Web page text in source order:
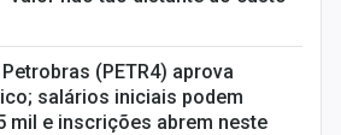
(PETR4) aprova
salários iniciais podem
mil e inscrições abrem neste